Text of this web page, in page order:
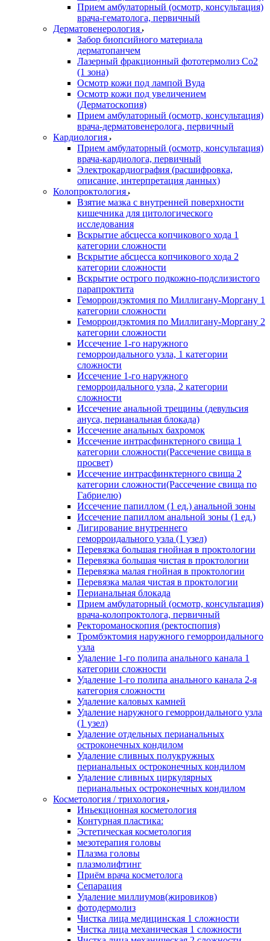
Прием амбулаторный (осмотр, консультация)
врача-гематолога, первичный
Дерматовенерология
Забор биопсийного материала
дерматопанчем
Лазерный фракционный фототермолиз Со2
(1 зона)
Осмотр кожи под лампой Вуда
Осмотр кожи под увеличением
(Дерматоскопия)
Прием амбулаторный (осмотр, консультация)
врача-дерматовенеролога, первичный
Кардиология
Прием амбулаторный (осмотр, консультация)
врача-кардиолога, первичный
Электрокардиография (расшифровка,
описание, интерпретация данных)
Колопроктология
Взятие мазка с внутренней поверхности
кишечника для цитологического
исследования
Вскрытие абсцесса копчикового хода 1
категории сложности
Вскрытие абсцесса копчикового хода 2
категории сложности
Вскрытие острого подкожно-подслизистого
парапроктита
Геморроидэктомия по Миллигану-Моргану 1
категории сложности
Геморроидэктомия по Миллигану-Моргану 2
категории сложности
Иссечение 1-го наружного
геморроидального узла, 1 категории
сложности
Иссечение 1-го наружного
геморроидального узла, 2 категории
сложности
Иссечение анальной трещины (девульсия
ануса, перианальная блокада)
Иссечение анальных бахромок
Иссечение интрасфинктерного свища 1
категории сложности(Рассечение свища в
просвет)
Иссечение интрасфинктерного свища 2
категории сложности(Рассечение свища по
Габриелю)
Иссечение папиллом (1 ед.) анальной зоны
Иссечение папиллом анальной зоны (1 ед.)
Лигирование внутреннего
геморроидального узла (1 узел)
Перевязка большая гнойная в проктологии
Перевязка большая чистая в проктологии
Перевязка малая гнойная в проктологии
Перевязка малая чистая в проктологии
Перианальная блокада
Прием амбулаторный (осмотр, консультация)
врача-колопроктолога, первичный
Ректороманоскопия (ректоспопия)
Тромбэктомия наружного геморроидального
узла
Удаление 1-го полипа анального канала 1
категории сложности
Удаление 1-го полипа анального канала 2-я
категория сложности
Удаление каловых камней
Удаление наружного геморроидального узла
(1 узел)
Удаление отдельных перианальных
остроконечных кондилом
Удаление сливных полукружных
перианальных остроконечных кондилом
Удаление сливных циркулярных
перианальных остроконечных кондилом
Косметология / трихология
Иньекционная косметология
Контурная пластика:
Эстетическая косметология
мезотерапия головы
Плазма головы
плазмолифтинг
Приём врача косметолога
Сепарация
Удаление миллиумов(жировиков)
фотодермолиз
Чистка лица медицинская 1 сложности
Чистка лица механическая 1 сложности